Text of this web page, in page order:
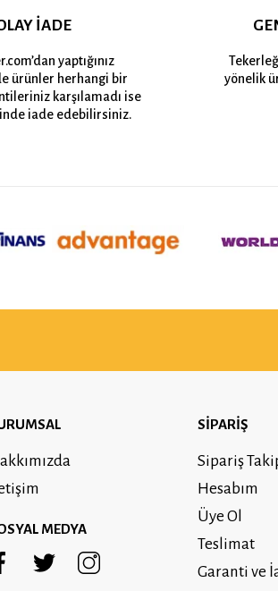
İADE
yaptığınız
ürünler herhangi bir
karşılamadı ise
iade edebilirsiniz.
yönelik
MEDYA
SİPARİŞ
Sipariş
Hesabım
Üye Ol
Teslimat
Garanti ve